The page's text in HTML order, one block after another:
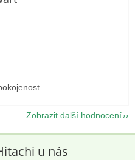
je 5 z 5 hvězdiček.
je 5 z 5 hvězdiček.
Zobrazit další hodnocení
u nás